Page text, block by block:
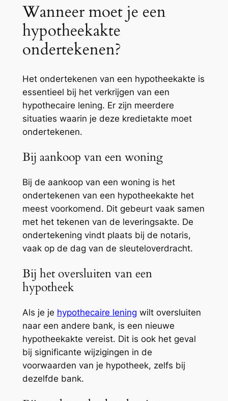
Wanneer moet je een
hypotheekakte
ondertekenen?
Het ondertekenen van een hypotheekakte is
essentieel bij het verkrijgen van een
hypothecaire lening. Er zijn meerdere
situaties waarin je deze kredietakte moet
ondertekenen.
Bij aankoop van een woning
Bij de aankoop van een woning is het
ondertekenen van een hypotheekakte het
meest voorkomend. Dit gebeurt vaak samen
met het tekenen van de leveringsakte. De
ondertekening vindt plaats bij de notaris,
vaak op de dag van de sleuteloverdracht.
Bij het oversluiten van een
hypotheek
Als je je hypothecaire lening wilt oversluiten
naar een andere bank, is een nieuwe
hypotheekakte vereist. Dit is ook het geval
bij significante wijzigingen in de
voorwaarden van je hypotheek, zelfs bij
dezelfde bank.